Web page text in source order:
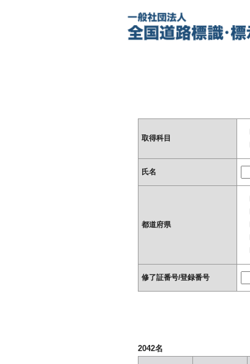
取得科目
氏名
都道府県
修了証番号/登録番号
2042名